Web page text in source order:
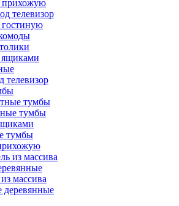
телевизор
телевизор
тумбы
тумбы
тумбы
из массива
массива